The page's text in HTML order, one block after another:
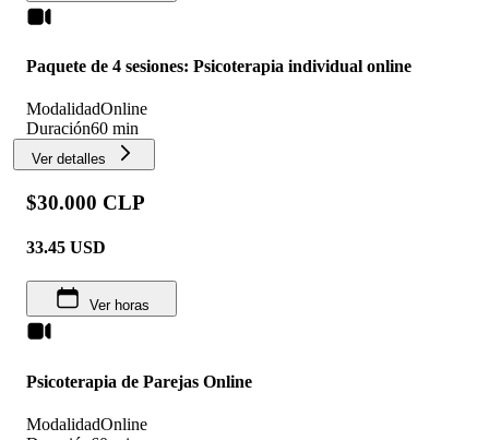
Paquete de 4 sesiones: Psicoterapia individual online
ModalidadOnline
Duración60 min
Ver detalles
$30.000 CLP
33.45 USD
Ver horas
Psicoterapia de Parejas Online
ModalidadOnline